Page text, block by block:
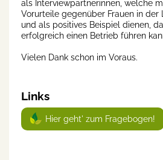
als Interviewpartnerinnen, welche
Vorurteile gegenüber Frauen in
und als positives Beispiel dienen,
erfolgreich einen Betrieb führen
Vielen Dank schon im Voraus.
Links
Hier geht' zum Fragebogen!